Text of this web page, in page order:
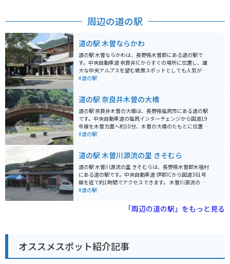
周辺の道の駅
道の駅 木曽ならかわ
道の駅 木曽ならかわは、長野県木曽郡にある道の駅で
す。中央自動車道 奈良井ICからすぐの場所に位置し、雄
大な中央アルプスを望む絶景スポットとしても人気があ
ります。 道の駅には、地元の特産品を販売するショップ
た、観光案内所では、周辺の観光スポットやハイキング
コースなどの情報を 얻ることもできます。 バイクで訪れ
る場合、道の駅には広い駐車場が完備されているので安
心です。ツーリングの休憩場所として立ち寄るのも良い
でしょう。周辺には、美しい山岳道路や峠道が多く、バ
があります。江戸時代の面影を残す街並みを散策した
り、古い町家を改装したカフェで休憩したりするのも良
いでしょう。また、温泉地としても知られており、日帰
り温泉施設も充実しています。
#道の駅
道の駅 奈良井木曽の大橋
道の駅 奈良井木曽の大橋は、長野県塩尻市にある道の駅
です。中央自動車道の塩尻インターチェンジから国道19
号線を木曽方面へ約10分、木曽の大橋のたもとに位置し
ています。 ここは、中山道の宿場町として栄えた奈良井
大橋や、江戸時代の宿場町の面影を残す奈良井宿など、
歴史を感じさせる観光スポットが多くあります。 道の駅
には、地元の特産品を販売する直売所やレストラン、観
光案内所などがあり、ドライブの休憩スポットとして最
適です。また、木曽の大橋を一望できる展望台もあり、
す。ツーリングの休憩場所としてはもちろん、周辺の観
地方に伝わる民謡で、力強い歌声が魅力です。道の駅で
購入することができます。
#道の駅
道の駅 木曽川源流の里 きそむら
道の駅 木曽川源流の里 きそむらは、長野県木曽郡木祖村
にある道の駅です。中央自動車道 伊那ICから国道361号
線を経て約1時間でアクセスできます。 木曽川源流の里
きそむらは、その名の通り、木曽川の源流近くに位置
食材をふんだんに使ったレストランや、特産品を販売す
るショップがあり、観光客に人気です。新鮮な野菜や果
スカイラインや御嶽スカイラインへのアクセスが良く、
ツーリングの拠点としてもおすすめです。周辺には、キ
ャンプ場や温泉などもあり、自然を満喫することができ
#道の駅
「周辺の道の駅」をもっと見る
オススメスポット紹介記事